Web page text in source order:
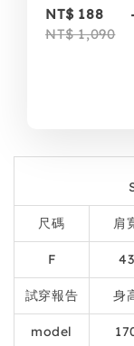
NT$ 188
NT$ 1,090
尺碼 肩
F 43
試穿報告 身
model